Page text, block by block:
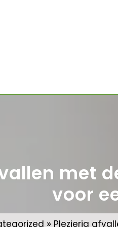
met
voor
» Plezierig